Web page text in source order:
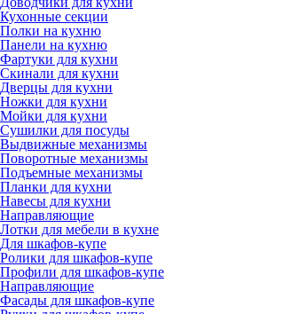
Кухонные секции
Полки на кухню
Панели на кухню
Фартуки для кухни
Скинали для кухни
Дверцы для кухни
Ножки для кухни
Мойки для кухни
Сушилки для посуды
Выдвижные механизмы
Поворотные механизмы
Подъемные механизмы
Планки для кухни
Навесы для кухни
Направляющие
Лотки для мебели в кухне
Для шкафов-купе
Ролики для шкафов-купе
Профили для шкафов-купе
Направляющие
Фасады для шкафов-купе